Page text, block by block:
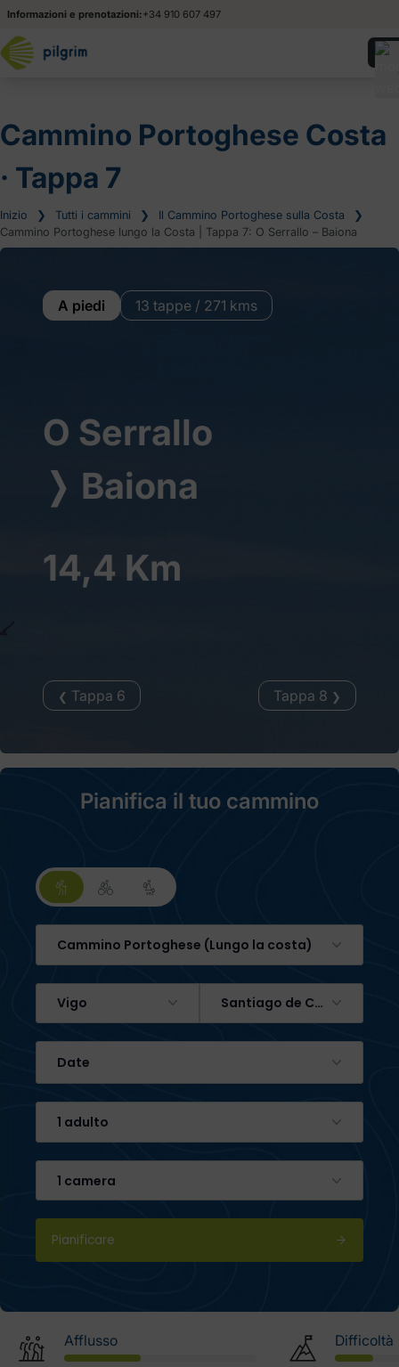
Informazioni e prenotazioni:+34 910 607 497
Cammino Portoghese Costa
‧ Tappa 7
Inizio ❯ Tutti i cammini ❯ Il Cammino Portoghese sulla Costa
❯
Cammino Portoghese lungo la Costa | Tappa 7: O Serrallo – Baiona
A piedi 13 tappe / 271 kms
O Serrallo
❭ Baiona
14,4 Km
❮ Tappa 6 Tappa 8 ❯
Pianifica il tuo cammino
Cammino Portoghese (Lungo la costa)
Vigo Santiago de Compostela
Date
1 adulto
1 camera
Pianificare
Afflusso Difficoltà